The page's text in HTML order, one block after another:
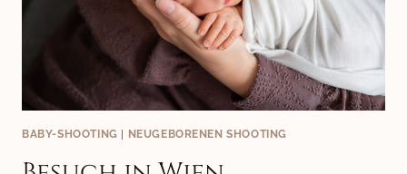
BABY-SHOOTING | NEUGEBORENEN SHOOTING